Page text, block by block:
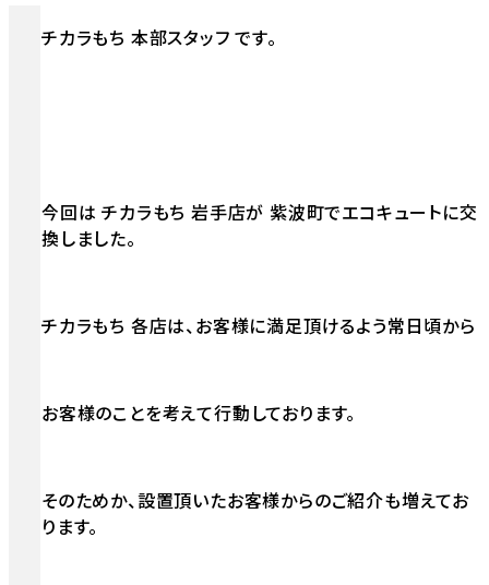
チカラもち 本部スタッフ です。
今回は チカラもち 岩手店が 紫波町でエコキュートに交
換しました。
チカラもち 各店は、お客様に満足頂けるよう常日頃から
お客様のことを考えて行動しております。
そのためか、設置頂いたお客様からのご紹介も増えてお
ります。